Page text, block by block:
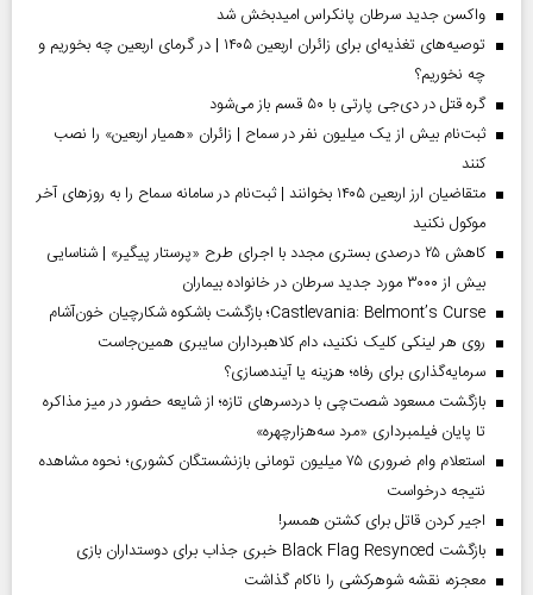
واکسن جدید سرطان پانکراس امیدبخش شد
توصیه‌های تغذیه‌ای برای زائران اربعین ۱۴۰۵ | در گرمای اربعین چه بخوریم و
چه نخوریم؟
گره قتل در دی‌جی پارتی با ۵۰ قسم باز می‌شود
ثبت‌نام بیش از یک میلیون نفر در سماح | زائران «همیار اربعین» را نصب
کنند
متقاضیان ارز اربعین ۱۴۰۵ بخوانند | ثبت‌نام در سامانه سماح را به روز‌های آخر
موکول نکنید
کاهش ۲۵ درصدی بستری مجدد با اجرای طرح «پرستار پیگیر» | شناسایی
بیش از ۳۰۰۰ مورد جدید سرطان در خانواده بیماران
Castlevania: Belmont’s Curse؛ بازگشت باشکوه شکارچیان خون‌آشام
روی هر لینکی کلیک نکنید، دام کلاهبرداران سایبری همین‌جاست
سرمایه‌گذاری برای رفاه؛ هزینه یا آینده‌سازی؟
بازگشت مسعود شصت‌چی با دردسر‌های تازه؛ از شایعه حضور در میز مذاکره
تا پایان فیلمبرداری «مرد سه‌هزارچهره»
استعلام وام ضروری ۷۵ میلیون تومانی بازنشستگان کشوری؛ نحوه مشاهده
نتیجه درخواست
اجیر کردن قاتل برای کشتن همسر!
بازگشت Black Flag Resynced خبری جذاب برای دوستداران بازی
معجزه، نقشه شوهرکشی را ناکام گذاشت